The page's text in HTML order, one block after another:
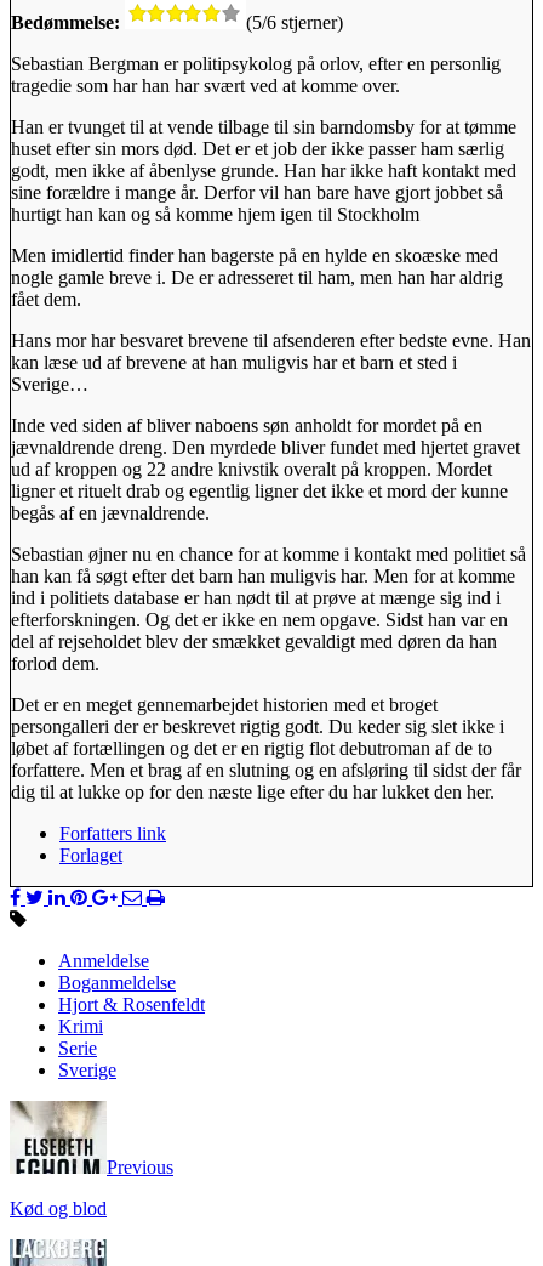
Bedømmelse:
(5/6 stjerner)
Sebastian Bergman er politipsykolog på orlov, efter en personlig
tragedie som har han har svært ved at komme over.
Han er tvunget til at vende tilbage til sin barndomsby for at tømme
huset efter sin mors død. Det er et job der ikke passer ham særlig
godt, men ikke af åbenlyse grunde. Han har ikke haft kontakt med
sine forældre i mange år. Derfor vil han bare have gjort jobbet så
hurtigt han kan og så komme hjem igen til Stockholm
Men imidlertid finder han bagerste på en hylde en skoæske med
nogle gamle breve i. De er adresseret til ham, men han har aldrig
fået dem.
Hans mor har besvaret brevene til afsenderen efter bedste evne. Han
kan læse ud af brevene at han muligvis har et barn et sted i
Sverige…
Inde ved siden af bliver naboens søn anholdt for mordet på en
jævnaldrende dreng. Den myrdede bliver fundet med hjertet gravet
ud af kroppen og 22 andre knivstik overalt på kroppen. Mordet
ligner et rituelt drab og egentlig ligner det ikke et mord der kunne
begås af en jævnaldrende.
Sebastian øjner nu en chance for at komme i kontakt med politiet så
han kan få søgt efter det barn han muligvis har. Men for at komme
ind i politiets database er han nødt til at prøve at mænge sig ind i
efterforskningen. Og det er ikke en nem opgave. Sidst han var en
del af rejseholdet blev der smækket gevaldigt med døren da han
forlod dem.
Det er en meget gennemarbejdet historien med et broget
persongalleri der er beskrevet rigtig godt. Du keder sig slet ikke i
løbet af fortællingen og det er en rigtig flot debutroman af de to
forfattere. Men et brag af en slutning og en afsløring til sidst der får
dig til at lukke op for den næste lige efter du har lukket den her.
Forfatters link
Forlaget
Anmeldelse
Boganmeldelse
Hjort & Rosenfeldt
Krimi
Serie
Sverige
Previous
Kød og blod